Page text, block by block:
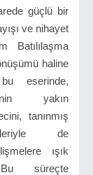
güçlü bir
ve nihayet
Batılılaşma
haline
eserinde,
yakın
tanınmış
de
ışık
süreçte